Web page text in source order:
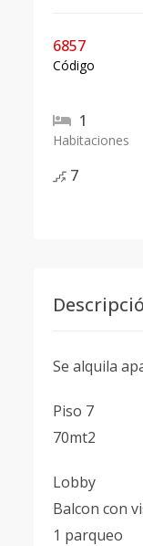
6857
Código
1
Habitaciones
7
Se alquila
Piso 7
70mt2
Lobby
Balcon con
1 parqueo